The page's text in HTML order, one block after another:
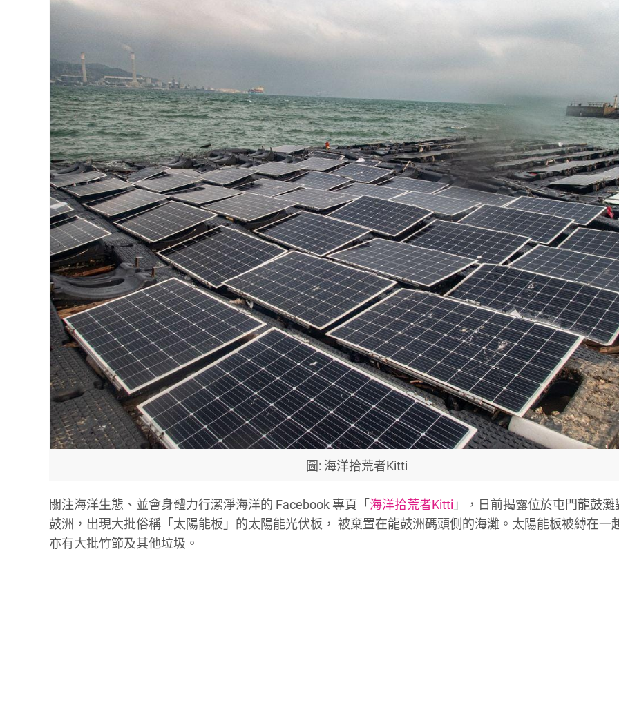
圖: 海洋拾荒者Kitti
關注海洋生態、並會身體力行潔淨海洋的 Facebook 專頁「 海洋拾荒者Kitti 」，日前揭露位於屯門龍鼓
鼓洲，出現大批俗稱「太陽能板」的太陽能光伏板， 被棄置在龍鼓洲碼頭側的海灘。太陽能板被縛在一
亦有大批竹節及其他垃圾。